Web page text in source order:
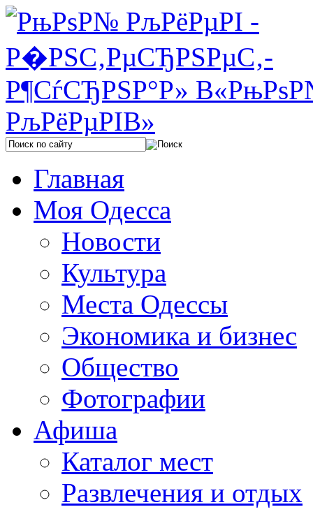
Главная
Моя Одесса
Новости
Культура
Места Одессы
Экономика и бизнес
Общество
Фотографии
Афиша
Каталог мест
Развлечения и отдых